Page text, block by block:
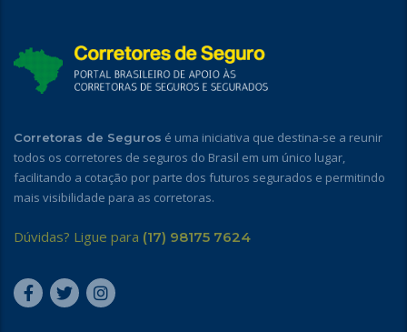
Corretoras de Seguros é uma iniciativa que destina-se a reunir
todos os corretores de seguros do Brasil em um único lugar,
facilitando a cotação por parte dos futuros segurados e permitindo
mais visibilidade para as corretoras.
Dúvidas? Ligue para (17) 98175 7624